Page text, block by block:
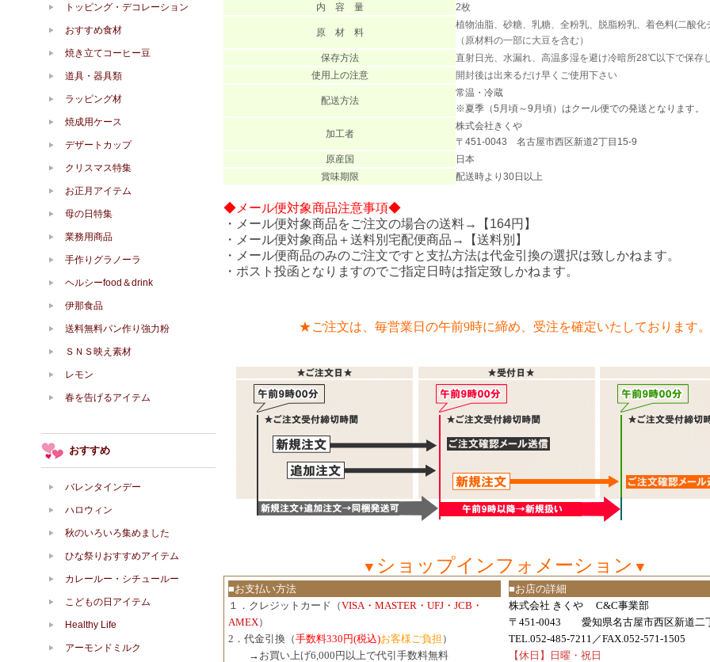
内 容 量 2枚
原 材 料
植物油脂、砂糖、乳糖、全粉乳、脱脂粉乳、着色料(二酸
（原材料の一部に大豆を含む）
保存方法
直射日光、水漏れ、高温多湿を避け冷暗所28℃以下で保存
使用上の注意
開封後は出来るだけ早くご使用下さい
配送方法
常温・冷蔵
※夏季（5月頃～9月頃）はクール便での発送となります。
加工者
株式会社きくや
〒451-0043 名古屋市西区新道2丁目15-9
原産国
日本
賞味期限
配送時より30日以上
◆メール便対象商品注意事項◆
・メール便対象商品をご注文の場合の送料→【164円】
・メール便対象商品＋送料別宅配便商品→【送料別】
・メール便商品のみのご注文ですと支払方法は代金引換の選択は致しかねます。
・ポスト投函となりますのでご指定日時は指定致しかねます。
★ご注文は、毎営業日の午前9時に締め、受注を確定いたしております。
▼ ショップインフォメーション ▼
■お支払い方法
１．クレジットカード（VISA・MASTER・UFJ・JCB・
AMEX）
2．代金引換（手数料330円(税込)お客様ご負担 ）
→お買い上げ6,000円以上で代引手数料無料
■お店の詳細
株式会社 きくや C&C事業部
〒451-0043 愛知県名古屋市西区新道二
TEL.052-485-7211／FAX.052-571-1505
【休日】日曜・祝日
トッピング・デコレーション
おすすめ食材
焼き立てコーヒー豆
道具・器具類
ラッピング材
焼成用ケース
デザートカップ
クリスマス特集
お正月アイテム
母の日特集
業務用商品
手作りグラノーラ
ヘルシーfood＆drink
伊那食品
送料無料パン作り強力粉
ＳＮＳ映え素材
レモン
春を告げるアイテム
おすすめ
バレンタインデー
ハロウィン
秋のいろいろ集めました
ひな祭りおすすめアイテム
カレールー・シチュールー
こどもの日アイテム
Healthy Life
アーモンドミルク